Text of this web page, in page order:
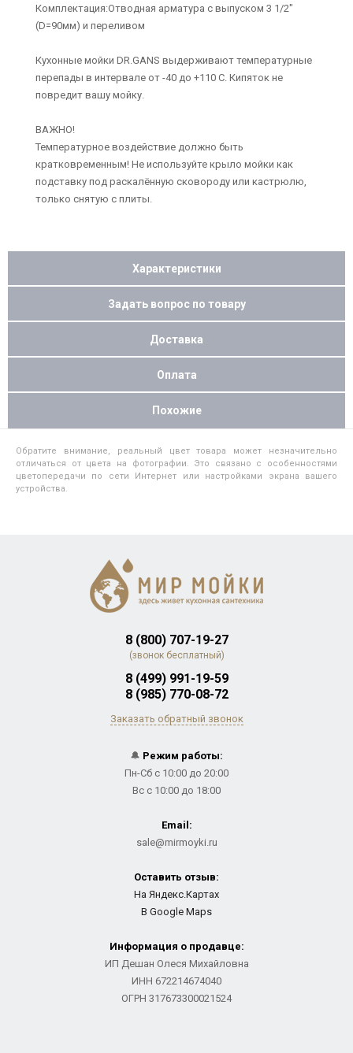
Комплектация:Отводная арматура с выпуском 3 1/2"
(D=90мм) и переливом
Кухонные мойки DR.GANS выдерживают температурные
перепады в интервале от -40 до +110 С. Кипяток не
повредит вашу мойку.
ВАЖНО!
Температурное воздействие должно быть
кратковременным! Не используйте крыло мойки как
подставку под раскалённую сковороду или кастрюлю,
только снятую с плиты.
Характеристики
Задать вопрос по товару
Доставка
Оплата
Похожие
Обратите внимание, реальный цвет товара может незначительно
отличаться от цвета на фотографии. Это связано с особенностями
цветопередачи по сети Интернет или настройками экрана вашего
устройства.
8 (800) 707-19-27
(звонок бесплатный)
8 (499) 991-19-59
8 (985) 770-08-72
Заказать обратный звонок
🔔 Режим работы:
Пн-Сб с 10:00 до 20:00
Вс с 10:00 до 18:00
Email:
sale@mirmoyki.ru
Оставить отзыв:
На Яндекс.Картах
В Google Maps
Информация о продавце:
ИП Дешан Олеся Михайловна
ИНН 672214674040
ОГРН 317673300021524